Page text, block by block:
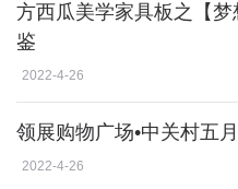
方西瓜美学家具板之【梦
鉴
2022-4-26
领展购物广场•中关村五
2022-4-26